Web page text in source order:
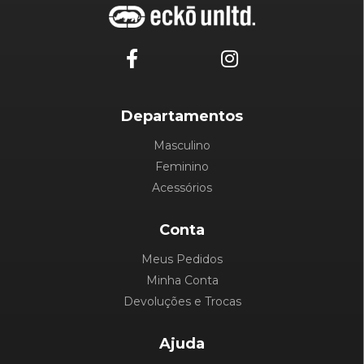
Departamentos
Masculino
Feminino
Acessórios
Conta
Meus Pedidos
Minha Conta
Devoluções e Trocas
Ajuda